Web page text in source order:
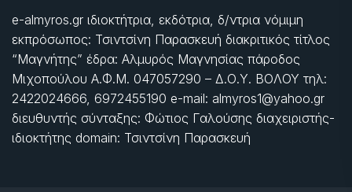
e-almyros.gr ιδιοκτήτρια, εκδότρια, δ/ντρια νόμιμη
εκπρόσωπος: Τσιντσίνη Παρασκευή διακριτικός τίτλος
“Μαγνήτης” έδρα: Αλμυρός Μαγνησίας πάροδος
Μιχοπούλου Α.Φ.Μ. 047057290 – Δ.Ο.Υ. ΒΟΛΟΥ τηλ:
2422024666, 6972455190 e-mail: almyros1@yahoo.gr
διευθυντής σύνταξης: Φώτιος Γαλούσης διαχειριστής-
ιδιοκτήτης domain: Τσιντσίνη Παρασκευή